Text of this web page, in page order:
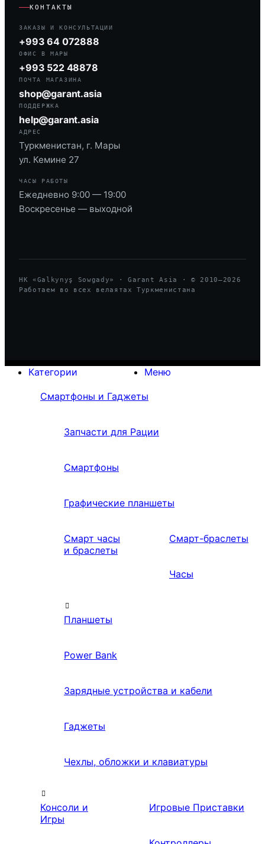
КОНТАКТЫ
ЗАКАЗЫ И КОНСУЛЬТАЦИИ
+993 64 072888
ОФИС В МАРЫ
+993 522 48878
ПОЧТА МАГАЗИНА
shop@garant.asia
ПОДДЕРЖКА
help@garant.asia
АДРЕС
Туркменистан, г. Мары
ул. Кемине 27
ЧАСЫ РАБОТЫ
Ежедневно 9:00 — 19:00
Воскресенье — выходной
HK «Galkynyş Sowgady» · Garant Asia · © 2010—2026
Работаем во всех велаятах Туркменистана
Меню
Категории
Смартфоны и Гаджеты
Запчасти для Рации
Смартфоны
Графические планшеты
Смарт часы
и браслеты
Смарт-браслеты
Часы
Планшеты
Power Bank
Зарядные устройства и кабели
Гаджеты
Чехлы, обложки и клавиатуры
Консоли и
Игры
Игровые Приставки